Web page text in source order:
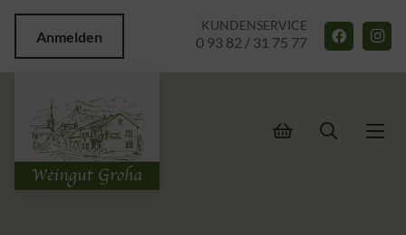
Anmelden
KUNDENSERVICE
0 93 82 / 31 75 77